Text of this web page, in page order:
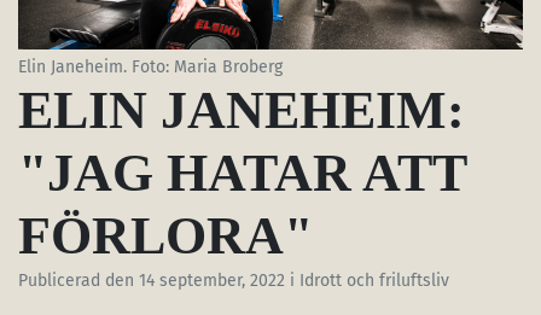
Elin Janeheim. Foto: Maria Broberg
ELIN JANEHEIM:
"JAG HATAR ATT
FÖRLORA"
Publicerad den 14 september, 2022 i Idrott och friluftsliv